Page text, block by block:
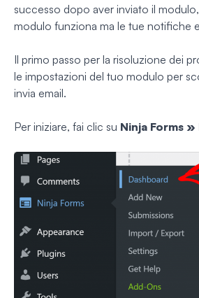
successo dopo aver inviato il
modulo funziona ma le tue notifiche
Il primo passo per la risoluzione dei
le impostazioni del tuo modulo per
invia email.
Per iniziare, fai clic su Ninja Forms